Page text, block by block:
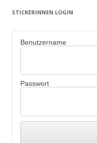
STICKERINNEN LOGIN
Benutzername
Passwort